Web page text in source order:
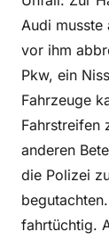
Audi musste
vor ihm
Pkw, ein
Fahrzeuge
Fahrstreifen
anderen
die Polizei
fahrtüchtig.